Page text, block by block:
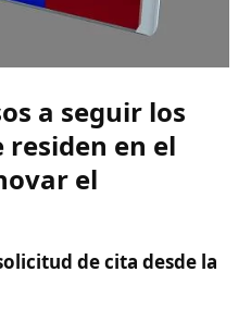
a seguir los
residen en el
el
de cita desde la